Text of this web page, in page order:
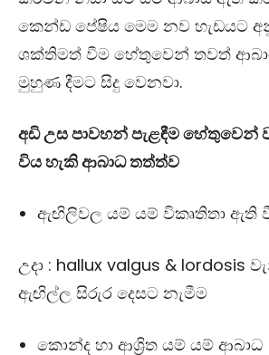
කෙන්ඩ පේෂිය මෙම නව හැඩයට
ශක්තිමත් වීම හේතුවෙන් තවත්
මුහුණ දීමට සිදු වෙනවා.
අඩි උස පාවහන් පැළඳීම හේතුවෙන්
විය හැකි ආබාධ තත්ත්ව
ඇඟිලිවල යම් යම් විකෘතිතා ඇති
උදා : hallux valgus & lordosis
ඇඟිල්ල සිරුර දෙසට නැමීම
කොන්ද හා ආශ්‍රිත යම් යම් ආබාධ